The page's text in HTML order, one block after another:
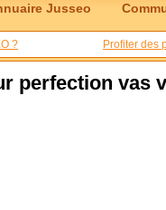
Jusseo
? Profiter des
perfection vas